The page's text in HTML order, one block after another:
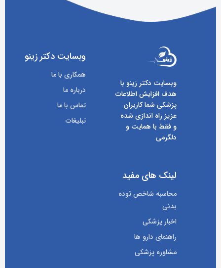
وبسایت دکتر زینو با
هدف افزایش اطلاعات
پزشکی شما کاربران
عزیز راه اندازی شده
و فقط با همایت و
دلگرمی
وبسایت دکتر زینو
همکاری با ما
درباره ما
تماس با ما
تبلیغات
لینک های مفید
محاسبه شاخص توده
بدنی
اخبار پزشکی
راهنمای دارو ها
مشاوره پزشکی